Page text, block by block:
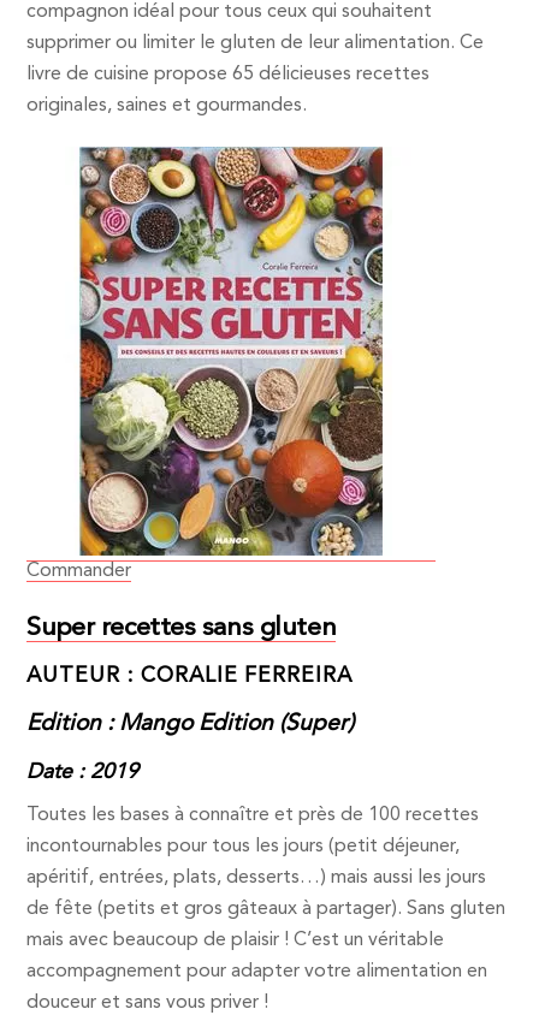
compagnon idéal pour tous ceux qui souhaitent
supprimer ou limiter le gluten de leur alimentation. Ce
livre de cuisine propose 65 délicieuses recettes
originales, saines et gourmandes.
Commander
Super recettes sans gluten
AUTEUR : CORALIE FERREIRA
Edition : Mango Edition (Super)
Date : 2019
Toutes les bases à connaître et près de 100 recettes
incontournables pour tous les jours (petit déjeuner,
apéritif, entrées, plats, desserts…) mais aussi les jours
de fête (petits et gros gâteaux à partager). Sans gluten
mais avec beaucoup de plaisir ! C’est un véritable
accompagnement pour adapter votre alimentation en
douceur et sans vous priver !